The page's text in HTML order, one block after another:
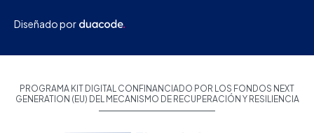
Diseñado por
PROGRAMA KIT DIGITAL CONFINANCIADO POR LOS FONDOS NEXT
GENERATION (EU) DEL MECANISMO DE RECUPERACIÓN Y RESILIENCIA